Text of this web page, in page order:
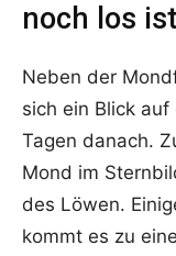
noch los ist
Neben der
sich ein Blick
Tagen danach.
Mond im
des Löwen.
kommt es zu